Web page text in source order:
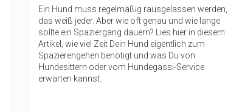
Ein Hund muss regelmäßig rausgelassen werden,
das weiß jeder. Aber wie oft genau und wie lange
sollte ein Spaziergang dauern? Lies hier in diesem
Artikel, wie viel Zeit Dein Hund eigentlich zum
Spazierengehen benötigt und was Du von
Hundesittern oder vom Hundegassi-Service
erwarten kannst.